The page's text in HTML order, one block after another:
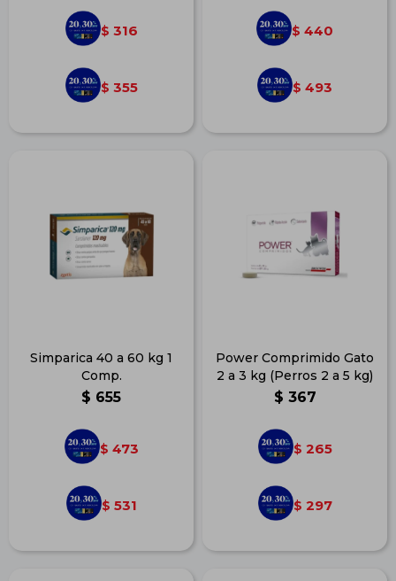
$ 316
$ 355
$ 440
$ 493
Simparica 40 a 60 kg 1
Comp.
$ 655
$ 473
$ 531
Power Comprimido Gato
2 a 3 kg (Perros 2 a 5 kg)
$ 367
$ 265
$ 297